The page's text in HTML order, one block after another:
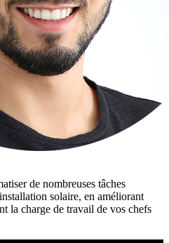
de nombreuses tâches
solaire, en améliorant
la charge de travail de vos chefs